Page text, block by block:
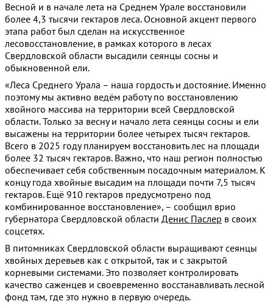
Весной и в начале лета на Среднем Урале восстановили
более 4,3 тысячи гектаров леса. Основной акцент первого
этапа работ был сделан на искусственное
лесовосстановление, в рамках которого в лесах
Свердловской области высадили сеянцы сосны и
обыкновенной ели.
«Леса Среднего Урала – наша гордость и достояние. Именно
поэтому мы активно ведём работу по восстановлению
хвойного массива на территории всей Свердловской
области. Только за весну и начало лета сеянцы сосны и ели
высажены на территории более четырех тысяч гектаров.
Всего в 2025 году планируем восстановить лес на площади
более 32 тысяч гектаров. Важно, что наш регион полностью
обеспечивает себя собственным посадочным материалом. К
концу года хвойные высадим на площади почти 7,5 тысяч
гектаров. Ещё 910 гектаров предусмотрено под
комбинированное восстановление», – сообщил врио
губернатора Свердловской области Денис Паслер в своих
соцсетях.
В питомниках Свердловской области выращивают сеянцы
хвойных деревьев как с открытой, так и с закрытой
корневыми системами. Это позволяет контролировать
качество саженцев и своевременно восстанавливать лесной
фонд там, где это нужно в первую очередь.